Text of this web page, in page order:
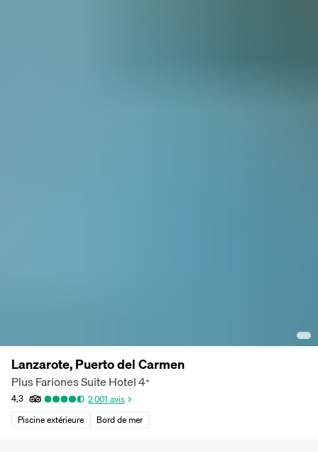
Lanzarote, Puerto del Carmen
Plus Fariones Suite Hotel4*
4,3 2 001 avis
Piscine extérieure
Bord de mer